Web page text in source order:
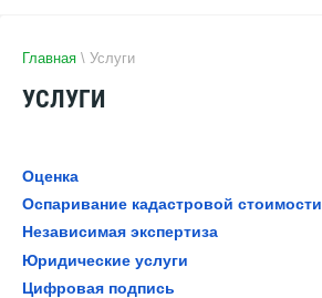
Главная \ Услуги
УСЛУГИ
Оценка
Оспаривание кадастровой стоимости
Независимая экспертиза
Юридические услуги
Цифровая подпись